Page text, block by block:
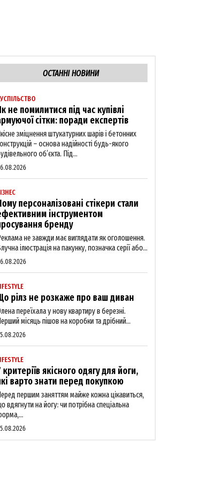
ОСТАННІ НОВИНИ
не помилитися під час купівлі
сітки: поради експертів
зміцнення штукатурних шарів і бетонних
– основа надійності будь-якого
об’єкта. Під...
персоналізовані стікери стали
інструментом
бренду
не завжди має виглядати як оголошення.
ілюстрація на пакунку, позначка серії або...
рілз не розкаже про ваш диван
переїхала у нову квартиру в березні.
місяць пішов на коробки та дрібний...
критеріїв якісного одягу для йоги,
варто знати перед покупкою
першим заняттям майже кожна цікавиться,
вдягнути на йогу: чи потрібна спеціальна